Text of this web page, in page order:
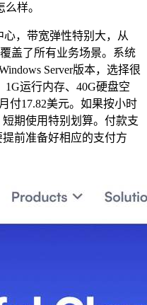
样。
，带宽弹性特别大，从
盖了所有业务场景。系统
Server版本，选择很
运行内存、40G硬盘空
付17.82美元。如果按小时
期使用特别划算。付款支
前准备好相应的支付方